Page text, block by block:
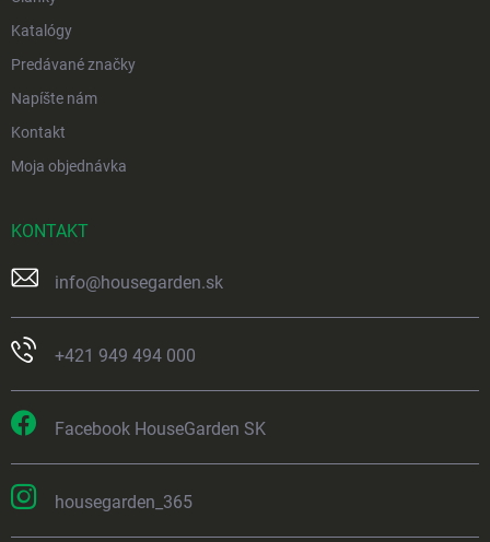
Katalógy
Predávané značky
Napíšte nám
Kontakt
Moja objednávka
KONTAKT
info@housegarden.sk
+421 949 494 000
Facebook HouseGarden SK
housegarden_365